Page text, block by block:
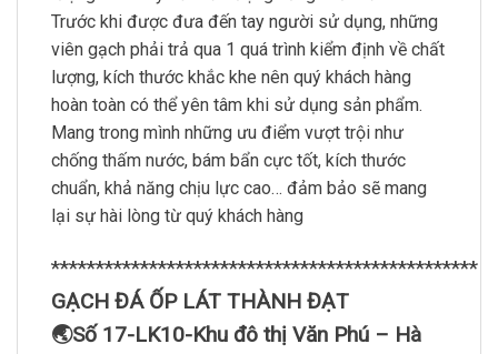
Trước khi được đưa đến tay người sử dụng, những
viên gạch phải trả qua 1 quá trình kiểm định về chất
lượng, kích thước khắc khe nên quý khách hàng
hoàn toàn có thể yên tâm khi sử dụng sản phẩm.
Mang trong mình những ưu điểm vượt trội như
chống thấm nước, bám bẩn cực tốt, kích thước
chuẩn, khả năng chịu lực cao… đảm bảo sẽ mang
lại sự hài lòng từ quý khách hàng
************************************************
GẠCH ĐÁ ỐP LÁT THÀNH ĐẠT
🌏Số 17-LK10-Khu đô thị Văn Phú – Hà